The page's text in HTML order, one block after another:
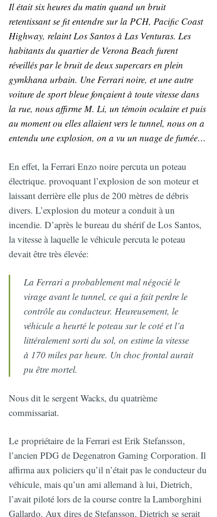
Il était six heures du matin quand un bruit
retentissant se fit entendre sur la PCH, Pacific Coast
Highway, relaint Los Santos à Las Venturas. Les
habitants du quartier de Verona Beach furent
réveillés par le bruit de deux supercars en plein
gymkhana urbain. Une Ferrari noire, et une autre
voiture de sport bleue fonçaient à toute vitesse dans
la rue, nous affirme M. Li, un témoin oculaire et puis
au moment ou elles allaient vers le tunnel, nous on a
entendu une explosion, on a vu un nuage de fumée…
En effet, la Ferrari Enzo noire percuta un poteau
électrique. provoquant l’explosion de son moteur et
laissant derrière elle plus de 200 mètres de débris
divers. L’explosion du moteur a conduit à un
incendie. D’après le bureau du shérif de Los Santos,
la vitesse à laquelle le véhicule percuta le poteau
devait être très élevée:
La Ferrari a probablement mal négocié le
virage avant le tunnel, ce qui a fait perdre le
contrôle au conducteur. Heureusement, le
véhicule a heurté le poteau sur le coté et l’a
littéralement sorti du sol, on estime la vitesse
à 170 miles par heure. Un choc frontal aurait
pu être mortel.
Nous dit le sergent Wacks, du quatrième
commissariat.
Le propriétaire de la Ferrari est Erik Stefansson,
l’ancien PDG de Degenatron Gaming Corporation. Il
affirma aux policiers qu’il n’était pas le conducteur du
véhicule, mais qu’un ami allemand à lui, Dietrich,
l’avait piloté lors de la course contre la Lamborghini
Gallardo. Aux dires de Stefansson, Dietrich se serait